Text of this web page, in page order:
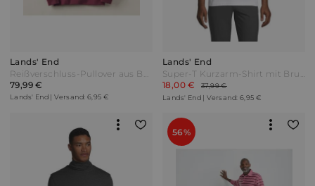
Lands' End
Reißverschluss-Pullover aus Bedford-Ripp Herren Rot by Lands' End
79,99 €
Lands' End | Versand: 6,95 €
Lands' End
Super-T Kurzarm-Shirt mit Brusttasche Classic Fit Herren Weiß Jersey by Lands' End
18,00 €
37,99 €
Lands' End | Versand: 6,95 €
56%